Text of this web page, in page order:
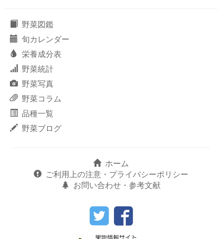
野菜図鑑
旬カレンダー
栄養成分表
野菜統計
野菜写真
野菜コラム
品種一覧
野菜ブログ
ホーム
ご利用上の注意・プライバシーポリシー
お問い合わせ・参考文献